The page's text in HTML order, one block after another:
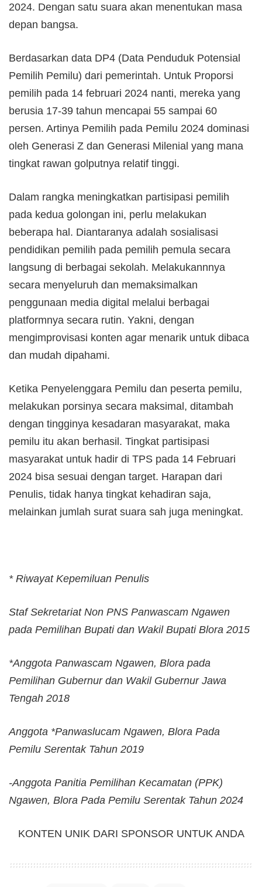
2024. Dengan satu suara akan menentukan masa
depan bangsa.
Berdasarkan data DP4 (Data Penduduk Potensial
Pemilih Pemilu) dari pemerintah. Untuk Proporsi
pemilih pada 14 februari 2024 nanti, mereka yang
berusia 17-39 tahun mencapai 55 sampai 60
persen. Artinya Pemilih pada Pemilu 2024 dominasi
oleh Generasi Z dan Generasi Milenial yang mana
tingkat rawan golputnya relatif tinggi.
Dalam rangka meningkatkan partisipasi pemilih
pada kedua golongan ini, perlu melakukan
beberapa hal. Diantaranya adalah sosialisasi
pendidikan pemilih pada pemilih pemula secara
langsung di berbagai sekolah. Melakukannnya
secara menyeluruh dan memaksimalkan
penggunaan media digital melalui berbagai
platformnya secara rutin. Yakni, dengan
mengimprovisasi konten agar menarik untuk dibaca
dan mudah dipahami.
Ketika Penyelenggara Pemilu dan peserta pemilu,
melakukan porsinya secara maksimal, ditambah
dengan tingginya kesadaran masyarakat, maka
pemilu itu akan berhasil. Tingkat partisipasi
masyarakat untuk hadir di TPS pada 14 Februari
2024 bisa sesuai dengan target. Harapan dari
Penulis, tidak hanya tingkat kehadiran saja,
melainkan jumlah surat suara sah juga meningkat.
* Riwayat Kepemiluan Penulis
Staf Sekretariat Non PNS Panwascam Ngawen
pada Pemilihan Bupati dan Wakil Bupati Blora 2015
*Anggota Panwascam Ngawen, Blora pada
Pemilihan Gubernur dan Wakil Gubernur Jawa
Tengah 2018
Anggota *Panwaslucam Ngawen, Blora Pada
Pemilu Serentak Tahun 2019
-Anggota Panitia Pemilihan Kecamatan (PPK)
Ngawen, Blora Pada Pemilu Serentak Tahun 2024
KONTEN UNIK DARI SPONSOR UNTUK ANDA